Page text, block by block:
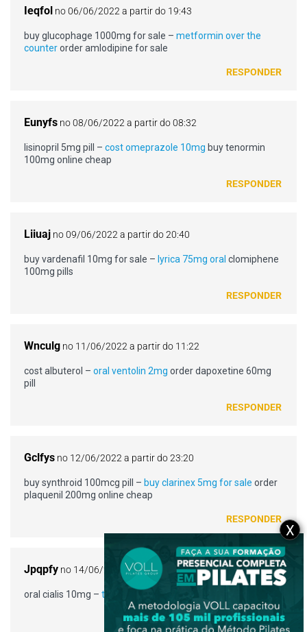
Ieqfol no 06/06/2022 a partir do 19:43
buy glucophage 1000mg for sale – metformin over the
counterorder amlodipine for sale
RESPONDER
Eunyfs no 08/06/2022 a partir do 08:32
lisinopril 5mg pill – cost omeprazole 10mg buy tenormin
100mg online cheap
RESPONDER
Liiuaj no 09/06/2022 a partir do 20:40
buy vardenafil 10mg for sale – lyrica 75mg oral clomiphene
100mg pills
RESPONDER
Wnculg no 11/06/2022 a partir do 11:22
cost albuterol – oral ventolin 2mg order dapoxetine 60mg
pill
RESPONDER
Gclfys no 12/06/2022 a partir do 23:20
buy synthroid 100mcg pill – buy clarinex 5mg for sale order
plaquenil 200mg online cheap
RESPONDER
Jpqpfy no 14/06/2022 a partir do 10:49
oral cialis 10mg – tadalafil price
RESPONDER
X